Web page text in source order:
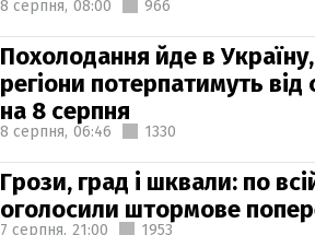
8 серпня, 08:00 966
Похолодання йде в
регіони потерпатимуть від
на 8 серпня
8 серпня, 06:46 1330
Грози, град і шквали: по
оголосили штормове
7 серпня, 21:00 1953